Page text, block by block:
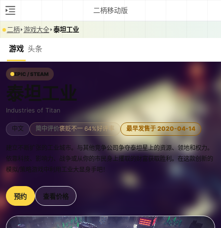
二柄移动版
二柄 游戏大全 泰坦工业
游戏 头条
EPIC / STEAM
泰坦工业
Industries of Titan
中文 简中评价褒贬不一 64%好评率 最早发售于 2020-04-14
建立不断扩张的工业城市。与其他竞争公司争夺泰坦星上的资源、领地和权力。
依靠科技、影响力、战争或从你的市民身上攫取的财富获取胜利。在这款创新的
模拟/策略游戏中利用工业大显身手吧！
预约 查看价格